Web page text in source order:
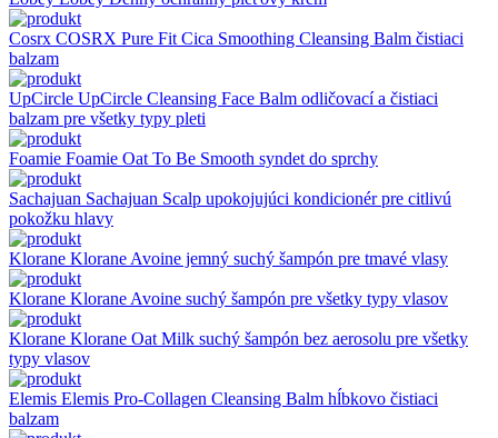
Cosrx COSRX Pure Fit Cica Smoothing Cleansing Balm čistiaci
balzam
UpCircle UpCircle Cleansing Face Balm odličovací a čistiaci
balzam pre všetky typy pleti
Foamie Foamie Oat To Be Smooth syndet do sprchy
Sachajuan Sachajuan Scalp upokojujúci kondicionér pre citlivú
pokožku hlavy
Klorane Klorane Avoine jemný suchý šampón pre tmavé vlasy
Klorane Klorane Avoine suchý šampón pre všetky typy vlasov
Klorane Klorane Oat Milk suchý šampón bez aerosolu pre všetky
typy vlasov
Elemis Elemis Pro-Collagen Cleansing Balm hĺbkovo čistiaci
balzam